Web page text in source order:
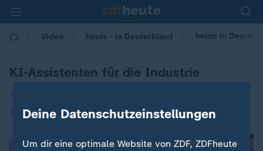
Video heute - in Deutschland heute in
KI-Assistenten für die Industrie
von Svenja Bergerhoff
31.03.2025 | 14:00
Deine Datenschutzeinstellungen
Um dir eine optimale Website von ZDF, ZDFheute